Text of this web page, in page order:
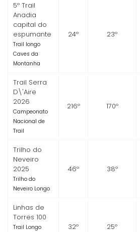
5º Trail
Anadia
capital do
espumante
Trail longo
Caves da
Montanha
24º 23º
Trail Serra
D\'Aire
2026
Campeonato
Nacional de
Trail
216º 170º
Trilho do
Neveiro
2025
Trilho do
Neveiro Longo
46º 38º
Linhas de
Torres 100
Trail Longo
32º 25º